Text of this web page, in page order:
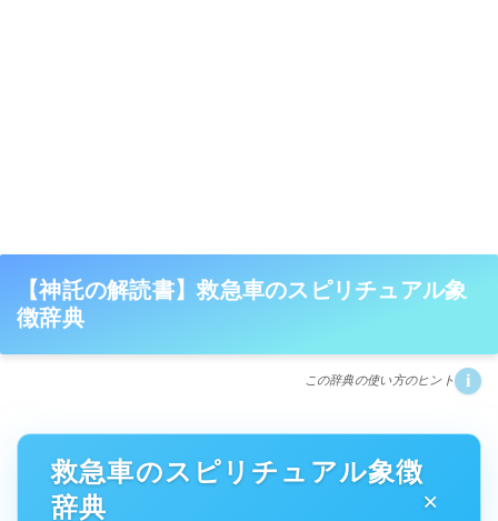
【神託の解読書】救急車のスピリチュアル象
徴辞典
この辞典の使い方のヒント i
救急車のスピリチュアル象徴
辞典